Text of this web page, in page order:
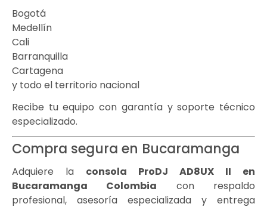
Bogotá
Medellín
Cali
Barranquilla
Cartagena
y todo el territorio nacional
Recibe tu equipo con garantía y soporte técnico
especializado.
Compra segura en Bucaramanga
Adquiere la consola ProDJ AD8UX II en
Bucaramanga Colombia con respaldo
profesional, asesoría especializada y entrega